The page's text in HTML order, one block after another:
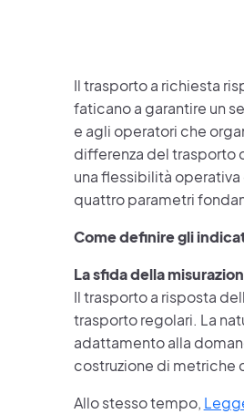
Il trasporto a richiesta
faticano a garantire un
e agli operatori che
differenza del trasporto
una flessibilità
quattro parametri
Come definire gli
La sfida della
Il trasporto a risposta
trasporto regolari. La
adattamento alla
costruzione di metriche
Allo stesso tempo,